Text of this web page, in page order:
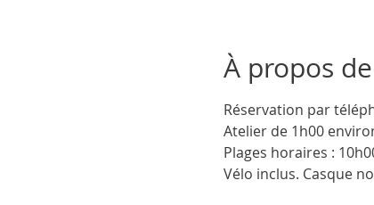
À propos
Réservation par
Atelier de 1h00
Plages horaires :
Vélo inclus. Casque